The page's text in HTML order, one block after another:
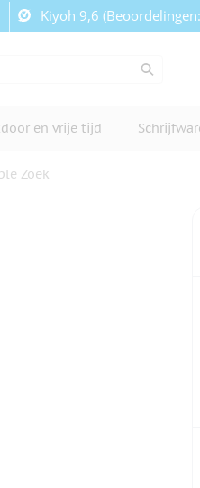
Kiyoh 9,6
en vrije tijd
Zoek